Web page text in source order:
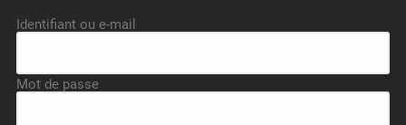
Identifiant ou e-mail
Mot de passe